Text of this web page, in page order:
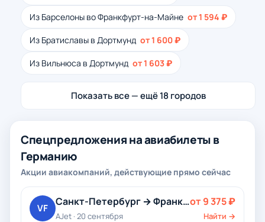
Из Барселоны во Франкфурт-на-Майне от 1 594 ₽
Из Братиславы в Дортмунд от 1 600 ₽
Из Вильнюса в Дортмунд от 1 603 ₽
Показать все — ещё 18 городов
Спецпредложения на авиабилеты в
Германию
Акции авиакомпаний, действующие прямо сейчас
VF
Санкт-Петербург → Франкфурт-на-Майне
AJet · 20 сентября
от 9 375 ₽
Найти →